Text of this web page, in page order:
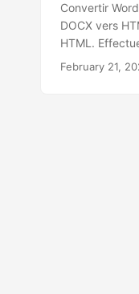
Convertir
DOCX vers
HTML.
February 21,